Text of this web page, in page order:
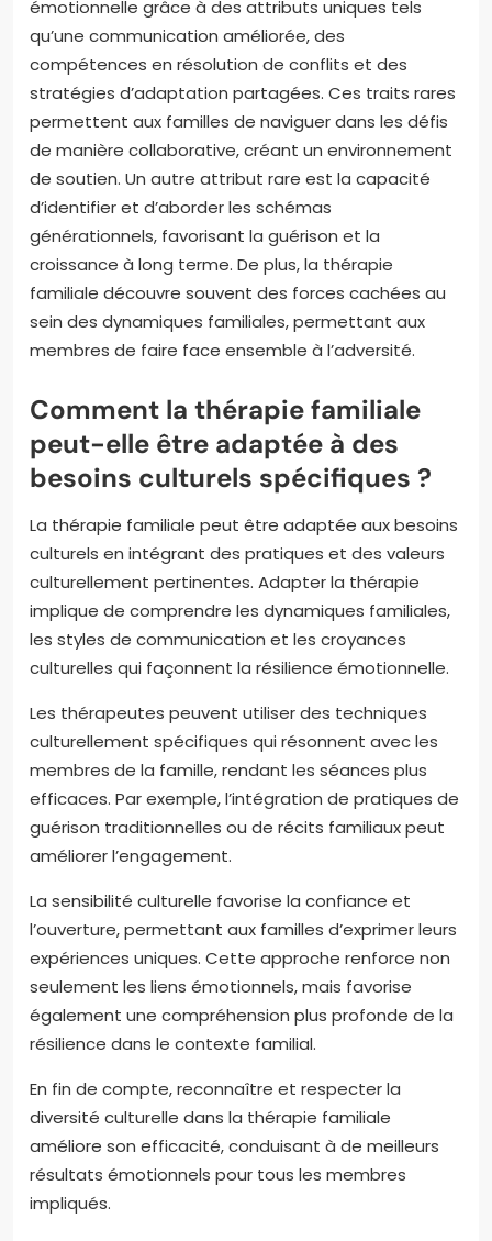
émotionnelle grâce à des attributs uniques tels
qu’une communication améliorée, des
compétences en résolution de conflits et des
stratégies d’adaptation partagées. Ces traits rares
permettent aux familles de naviguer dans les défis
de manière collaborative, créant un environnement
de soutien. Un autre attribut rare est la capacité
d’identifier et d’aborder les schémas
générationnels, favorisant la guérison et la
croissance à long terme. De plus, la thérapie
familiale découvre souvent des forces cachées au
sein des dynamiques familiales, permettant aux
membres de faire face ensemble à l’adversité.
Comment la thérapie familiale
peut-elle être adaptée à des
besoins culturels spécifiques ?
La thérapie familiale peut être adaptée aux besoins
culturels en intégrant des pratiques et des valeurs
culturellement pertinentes. Adapter la thérapie
implique de comprendre les dynamiques familiales,
les styles de communication et les croyances
culturelles qui façonnent la résilience émotionnelle.
Les thérapeutes peuvent utiliser des techniques
culturellement spécifiques qui résonnent avec les
membres de la famille, rendant les séances plus
efficaces. Par exemple, l’intégration de pratiques de
guérison traditionnelles ou de récits familiaux peut
améliorer l’engagement.
La sensibilité culturelle favorise la confiance et
l’ouverture, permettant aux familles d’exprimer leurs
expériences uniques. Cette approche renforce non
seulement les liens émotionnels, mais favorise
également une compréhension plus profonde de la
résilience dans le contexte familial.
En fin de compte, reconnaître et respecter la
diversité culturelle dans la thérapie familiale
améliore son efficacité, conduisant à de meilleurs
résultats émotionnels pour tous les membres
impliqués.